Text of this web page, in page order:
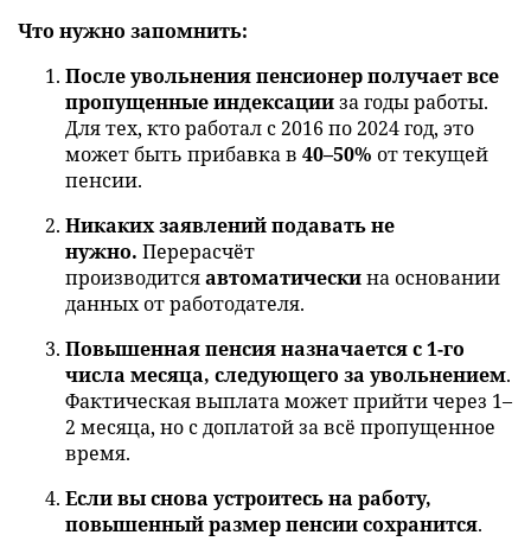
Что нужно запомнить:
После увольнения пенсионер получает все
пропущенные индексацииза годы работы.
Для тех, кто работал с 2016 по 2024 год, это
может быть прибавка в 40–50% от текущей
пенсии.
Никаких заявлений подавать не
нужно. Перерасчёт
производитсяавтоматическина основании
данных от работодателя.
Повышенная пенсия назначается с 1-го
числа месяца, следующего за увольнением.
Фактическая выплата может прийти через 1–
2 месяца, но с доплатой за всё пропущенное
время.
Если вы снова устроитесь на работу,
повышенный размер пенсии сохранится.